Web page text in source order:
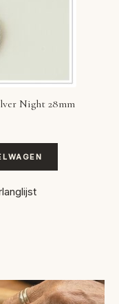
Night 28mm